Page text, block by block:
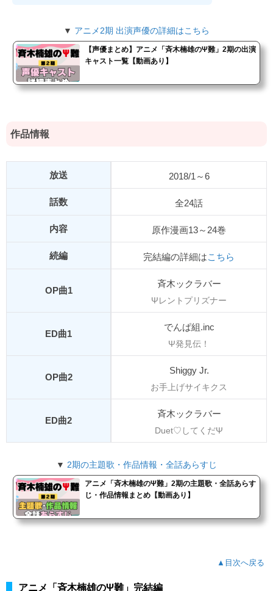
▼ アニメ2期 出演声優の詳細はこちら
【声優まとめ】アニメ「斉木楠雄のΨ難」2期の出演
キャスト一覧【動画あり】
作品情報
放送 2018/1～6
話数 全24話
内容 原作漫画13～24巻
続編 完結編の詳細はこちら
OP曲1
斉木ックラバー
Ψレントプリズナー
ED曲1
でんぱ組.inc
Ψ発見伝！
OP曲2
Shiggy Jr.
お手上げサイキクス
ED曲2
斉木ックラバー
Duet♡してくだΨ
▼ 2期の主題歌・作品情報・全話あらすじ
アニメ「斉木楠雄のΨ難」2期の主題歌・全話あらす
じ・作品情報まとめ【動画あり】
▲目次へ戻る
アニメ「斉木楠雄のΨ難」完結編